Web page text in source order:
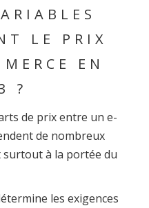
LE PRIX
EN
?
de prix entre un e-
de nombreux
surtout à la portée du
les exigences